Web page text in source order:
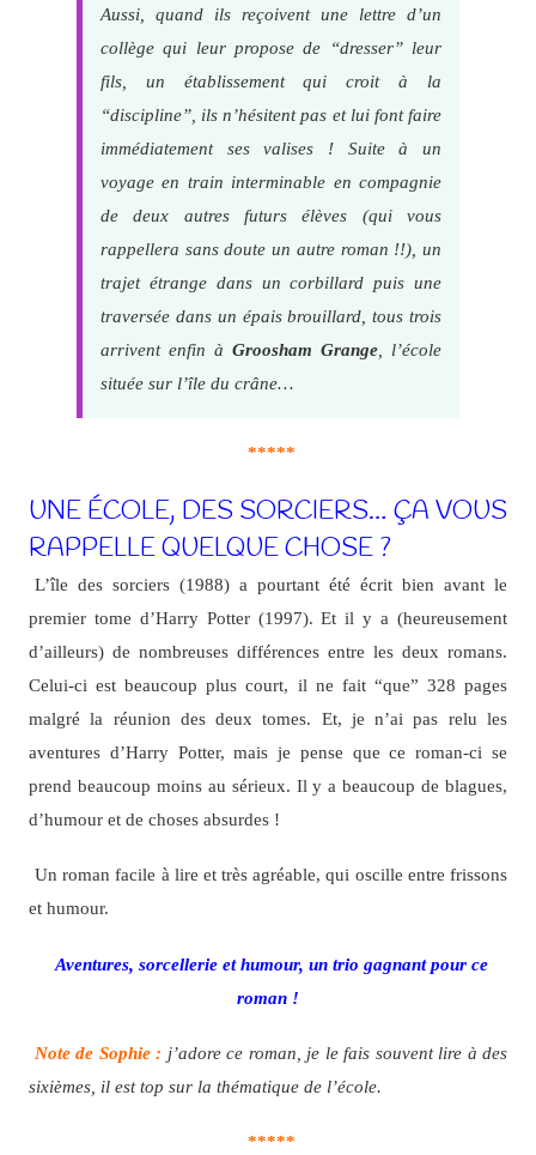
Aussi, quand ils reçoivent une lettre d’un
collège qui leur propose de “dresser” leur
fils, un établissement qui croit à la
“discipline”, ils n’hésitent pas et lui font faire
immédiatement ses valises ! Suite à un
voyage en train interminable en compagnie
de deux autres futurs élèves (qui vous
rappellera sans doute un autre roman !!), un
trajet étrange dans un corbillard puis une
traversée dans un épais brouillard, tous trois
arrivent enfin àGroosham Grange , l’école
située sur l’île du crâne…
*****
UNE ÉCOLE, DES SORCIERS… ÇA VOUS
RAPPELLE QUELQUE CHOSE ?
L’île des sorciers (1988) a pourtant été écrit bien avant le
premier tome d’Harry Potter (1997). Et il y a (heureusement
d’ailleurs) de nombreuses différences entre les deux romans.
Celui-ci est beaucoup plus court, il ne fait “que” 328 pages
malgré la réunion des deux tomes. Et, je n’ai pas relu les
aventures d’Harry Potter, mais je pense que ce roman-ci se
prend beaucoup moins au sérieux. Il y a beaucoup de blagues,
d’humour et de choses absurdes !
Un roman facile à lire et très agréable, qui oscille entre frissons
et humour.
Aventures, sorcellerie et humour, un trio gagnant pour ce
roman !
Note de Sophie : j’adore ce roman, je le fais souvent lire à des
sixièmes, il est top sur la thématique de l’école.
*****